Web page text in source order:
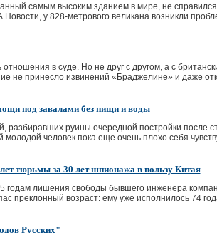
самым высоким зданием в мире, не
у 828-метрового великана возникли
в суде. Но не друг с другом, а с
не принесло извинений «Браджелине» и даже
под завалами без пищи и воды
разбиравших руины очередной постройки после
человек пока еще очень плохо себя
тюрьмы за 30 лет шпионажа в пользу Китая
годам лишения свободы бывшего инженера
преклонный возраст: ему уже исполнилось 74
Русских"